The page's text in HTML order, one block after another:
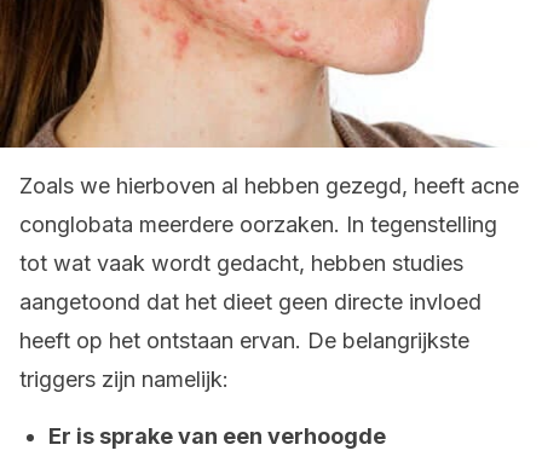
Zoals we hierboven al hebben gezegd, heeft acne
conglobata meerdere oorzaken. In tegenstelling
tot wat vaak wordt gedacht, hebben studies
aangetoond dat het dieet geen directe invloed
heeft op het ontstaan ervan. De belangrijkste
triggers zijn namelijk:
Er is sprake van een verhoogde